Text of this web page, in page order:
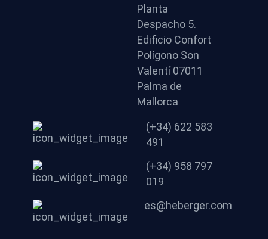
Planta
Despacho 5.
Edificio Confort
Polígono Son
Valentí 07011
Palma de
Mallorca
(+34) 622 583
491
(+34) 958 797
019
es@heberger.com